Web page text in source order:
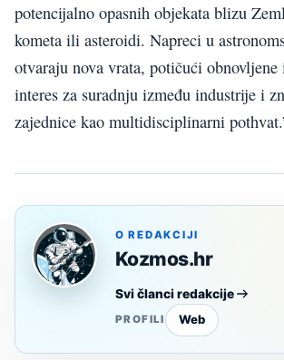
potencijalno opasnih objekata blizu
kometa ili asteroidi. Napreci u
otvaraju nova vrata, potičući obnovljene
interes za suradnju između industrije i
zajednice kao multidisciplinarni
O REDAKCIJI
Kozmos.hr
Svi članci redakcije
PROFILI Web